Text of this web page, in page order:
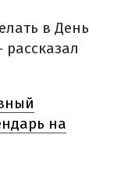
в День
на